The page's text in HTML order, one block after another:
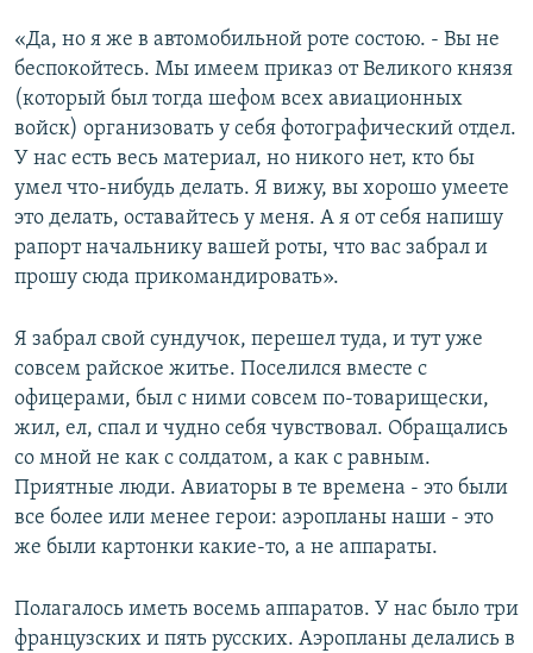
«Да, но я же в автомобильной роте состою. - Вы не
беспокойтесь. Мы имеем приказ от Великого князя
(который был тогда шефом всех авиационных
войск) организовать у себя фотографический отдел.
У нас есть весь материал, но никого нет, кто бы
умел что-нибудь делать. Я вижу, вы хорошо умеете
это делать, оставайтесь у меня. А я от себя напишу
рапорт начальнику вашей роты, что вас забрал и
прошу сюда прикомандировать».
Я забрал свой сундучок, перешел туда, и тут уже
совсем райское житье. Поселился вместе с
офицерами, был с ними совсем по-товарищески,
жил, ел, спал и чудно себя чувствовал. Обращались
со мной не как с солдатом, а как с равным.
Приятные люди. Авиаторы в те времена - это были
все более или менее герои: аэропланы наши - это
же были картонки какие-то, а не аппараты.
Полагалось иметь восемь аппаратов. У нас было три
французских и пять русских. Аэропланы делались в